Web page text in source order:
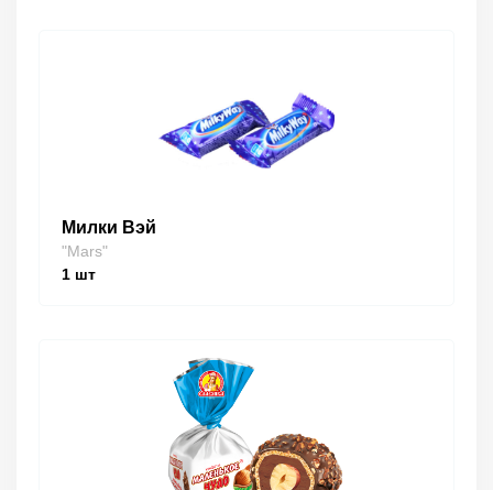
Милки Вэй
"Mars"
1 шт